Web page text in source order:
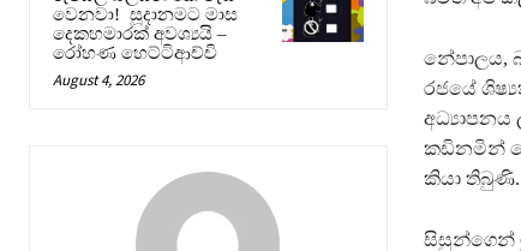
වෙනවා! සූදානමට මාස
දෙකහමාරක් අවශ්‍යයි –
රෝහණ හෙට්ටිආච්චි
August 4, 2026
නේපාලය,
රජයේ
අධ්‍යාපනය
කඩිනමින්
කියා තිබුණි.
සිසුන්ගෙන්